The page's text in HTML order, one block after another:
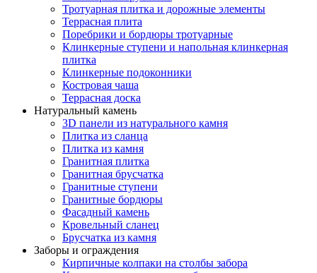
Тротуарная плитка и дорожные элементы
Террасная плита
Поребрики и бордюры тротуарные
Клинкерные ступени и напольная клинкерная
плитка
Клинкерные подоконники
Костровая чаша
Террасная доска
Натуральный камень
3D панели из натурального камня
Плитка из сланца
Плитка из камня
Гранитная плитка
Гранитная брусчатка
Гранитные ступени
Гранитные бордюры
Фасадный камень
Кровельный сланец
Брусчатка из камня
Заборы и ограждения
Кирпичные колпаки на столбы забора